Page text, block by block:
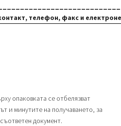
телефон, факс и
опаковката се отбелязват
и минутите на получаването, за
документ.